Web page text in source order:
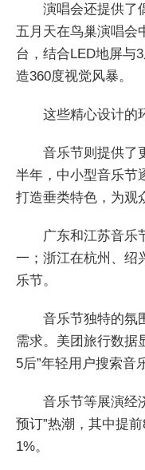
演唱会还提供了
五月天在鸟巢演唱会
台，结合LED地屏与
造360度视觉风暴。
这些精心设计的
音乐节则提供了
半年，中小型音乐节
打造垂类特色，为观
广东和江苏音乐
一；浙江在杭州、绍
乐节。
音乐节独特的氛
需求。美团旅行数据
5后”年轻用户搜索音
音乐节等展演经
预订”热潮，其中提
1%。